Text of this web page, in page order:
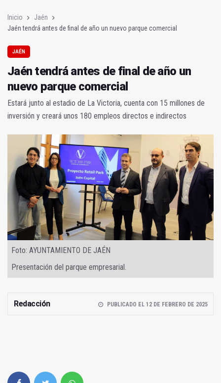
Inicio
Jaén
Jaén tendrá antes de final de año un nuevo parque comercial
JAÉN
Jaén tendrá antes de final de año un
nuevo parque comercial
Estará junto al estadio de La Victoria, cuenta con 15 millones de
inversión y creará unos 180 empleos directos e indirectos
Foto: AYUNTAMIENTO DE JAÉN
Presentación del parque empresarial.
Redacción PUBLICADO EL 12 DE FEBRERO DE 2025